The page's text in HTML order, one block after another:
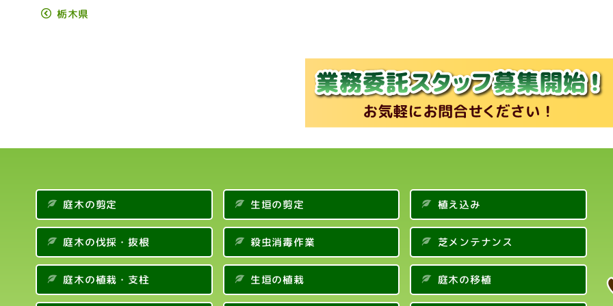
栃木県
庭木の剪定 生垣の剪定 植え込み
庭木の伐採・抜根 殺虫消毒作業 芝メンテナンス
庭木の植栽・支柱 生垣の植栽 庭木の移植